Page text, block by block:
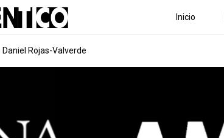
Inicio
Daniel Rojas-Valverde